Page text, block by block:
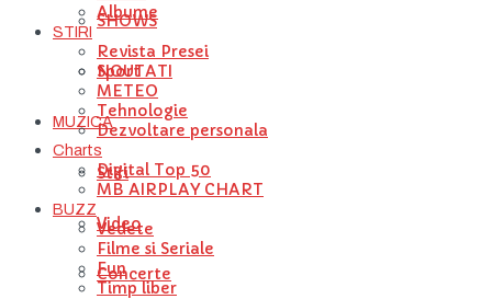
SHOWS
NOUTATI
MUZICA
Stiri
Video
Concerte
Albume
STIRI
Revista Presei
Sport
METEO
Tehnologie
Dezvoltare personala
Charts
Digital Top 50
MB AIRPLAY CHART
BUZZ
Vedete
Filme si Seriale
Fun
Timp liber